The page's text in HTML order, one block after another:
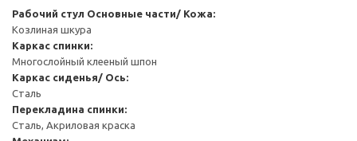
Рабочий стул Основные части/ Кожа:
Козлиная шкура
Каркас спинки:
Многослойный клееный шпон
Каркас сиденья/ Ось:
Сталь
Перекладина спинки:
Сталь, Акриловая краска